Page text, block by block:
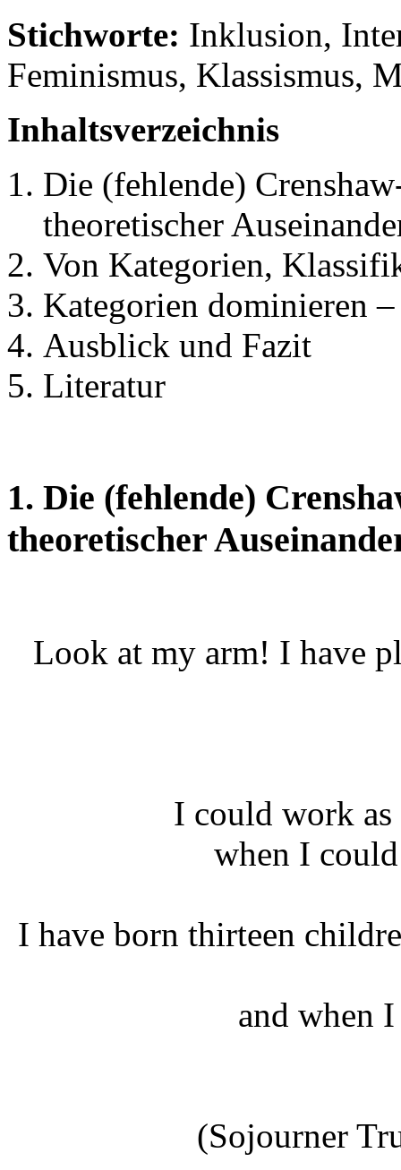
Stichworte: Inklusion,
Feminismus, Klassismus,
Inhaltsverzeichnis
Die (fehlende)
theoretischer
Von Kategorien,
Kategorien dominieren
Ausblick und Fazit
Literatur
1. Die (fehlende)
theoretischer
Look at my arm! I have
I could work as
when I
I have born thirteen
and when
(Sojourner